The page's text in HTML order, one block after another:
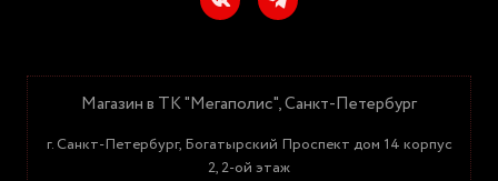
Магазин в ТК "Мегаполис", Санкт-Петербург
г. Санкт-Петербург, Богатырский Проспект дом 14 корпус
2, 2-ой этаж